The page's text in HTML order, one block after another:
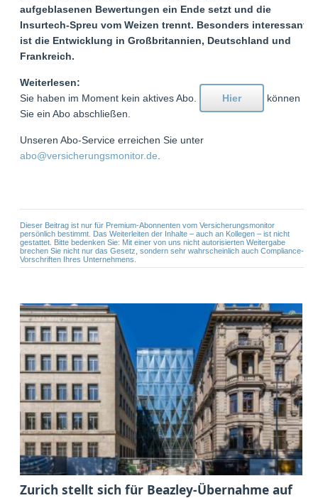
aufgeblasenen Bewertungen ein Ende setzt und die
Insurtech-Spreu vom Weizen trennt. Besonders interessant
ist die Entwicklung in Großbritannien, Deutschland und
Frankreich.
Weiterlesen:
Sie haben im Moment kein aktives Abo.
Hier
können
Sie ein Abo abschließen.
Unseren Abo-Service erreichen Sie unter
abo@versicherungsmonitor.de
Dieser Beitrag ist nur für Premium-Abonnenten vom Versicherungsmonitor
persönlich bestimmt. Das Weiterleiten der Inhalte – auch an Kollegen – ist nicht
gestattet. Bitte bedenken Sie: Mit einer von uns nicht autorisierten Weitergabe
brechen Sie nicht nur das Gesetz, sondern sehr wahrscheinlich auch Compliance-
Vorschriften Ihres Unternehmens.
Zurich stellt sich für Beazley-Übernahme auf